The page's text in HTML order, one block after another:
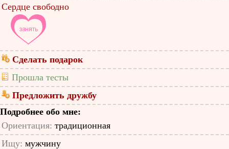
Сердце свободно
Сделать подарок
Прошла тесты
Предложить дружбу
Подробнее обо мне:
Ориентация: традиционная
Ищу: мужчину